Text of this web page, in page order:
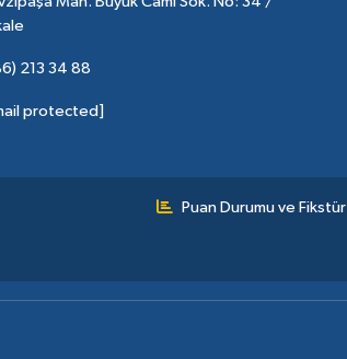
213 34 88
protected]
Puan Durumu ve Fikstür